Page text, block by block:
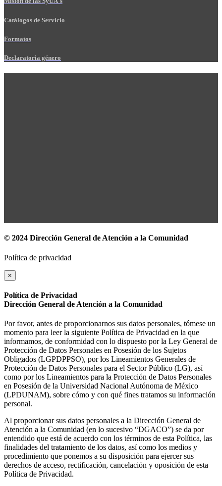
Catálogos de Servicio
Formatos
Declaratoria género
© 2024 Dirección General de Atención a la Comunidad
Política de privacidad
×
Política de Privacidad
Dirección General de Atención a la Comunidad
Por favor, antes de proporcionarnos sus datos personales, tómese un
momento para leer la siguiente Política de Privacidad en la que
informamos, de conformidad con lo dispuesto por la Ley General de
Protección de Datos Personales en Posesión de los Sujetos
Obligados (LGPDPPSO), por los Lineamientos Generales de
Protección de Datos Personales para el Sector Público (LG), así
como por los Lineamientos para la Protección de Datos Personales
en Posesión de la Universidad Nacional Autónoma de México
(LPDUNAM), sobre cómo y con qué fines tratamos su información
personal.
Al proporcionar sus datos personales a la Dirección General de
Atención a la Comunidad (en lo sucesivo “DGACO”) se da por
entendido que está de acuerdo con los términos de esta Política, las
finalidades del tratamiento de los datos, así como los medios y
procedimiento que ponemos a su disposición para ejercer sus
derechos de acceso, rectificación, cancelación y oposición de esta
Política de Privacidad.